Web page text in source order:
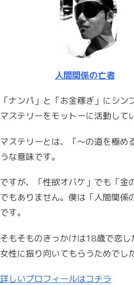
人間関係の亡者
「ナンパ」と「お金稼ぎ」にシン
マステリーをモットーに活動して
マステリーとは、「〜の道を極め
うな意味です。
ですが、「性欲オバケ」でも「金
でもありません。僕は「人間関係
です。
そもそものきっかけは18歳で恋し
女性に振り向いてもらうためでした
詳しいプロフィールはコチラ